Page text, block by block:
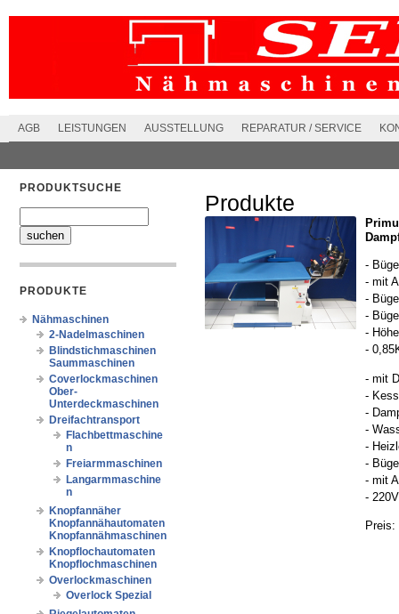
AGB LEISTUNGEN AUSSTELLUNG REPARATUR / SERVICE
PRODUKTSUCHE
PRODUKTE
Nähmaschinen
2-Nadelmaschinen
Blindstichmaschinen
Saummaschinen
Coverlockmaschinen
Ober-
Unterdeckmaschinen
Dreifachtransport
Flachbettmaschine
n
Freiarmmaschinen
Langarmmaschine
n
Knopfannäher
Knopfannähautomaten
Knopfannähmaschinen
Knopflochautomaten
Knopflochmaschinen
Overlockmaschinen
Overlock Spezial
Produkte
-
- mit
-
-
-
-
- mit
-
-
-
-
-
- mit
-
Preis: